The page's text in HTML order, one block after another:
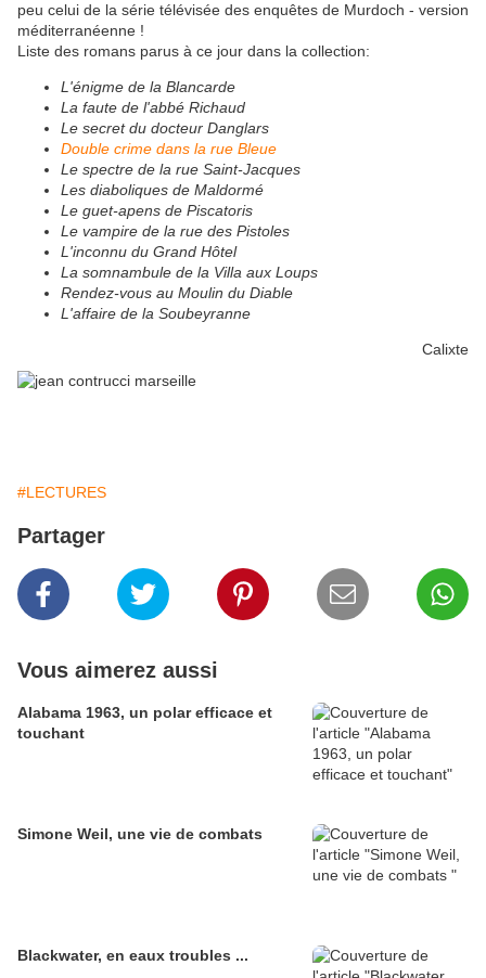
peu celui de la série télévisée des enquêtes de Murdoch - version
méditerranéenne !
Liste des romans parus à ce jour dans la collection:
L'énigme de la Blancarde
La faute de l'abbé Richaud
Le secret du docteur Danglars
Double crime dans la rue Bleue
Le spectre de la rue Saint-Jacques
Les diaboliques de Maldormé
Le guet-apens de Piscatoris
Le vampire de la rue des Pistoles
L'inconnu du Grand Hôtel
La somnambule de la Villa aux Loups
Rendez-vous au Moulin du Diable
L'affaire de la Soubeyranne
Calixte
#LECTURES
Partager
Vous aimerez aussi
Alabama 1963, un polar efficace et
touchant
Simone Weil, une vie de combats
Blackwater, en eaux troubles ...